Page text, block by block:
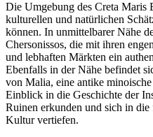
Die Umgebung des Creta Maris
kulturellen und natürlichen
können. In unmittelbarer Nähe
Chersonissos, die mit ihren
und lebhaften Märkten ein
Ebenfalls in der Nähe befindet
von Malia, eine antike
Einblick in die Geschichte der
Ruinen erkunden und sich in
Kultur vertiefen.